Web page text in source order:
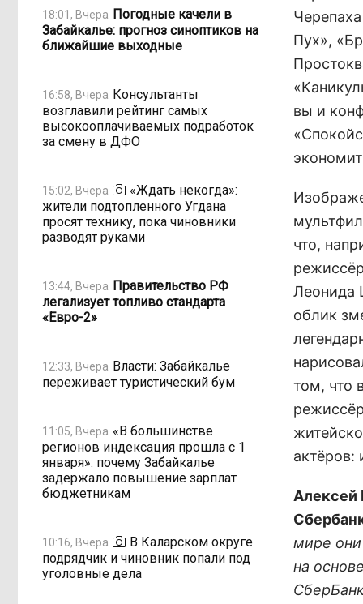
18:01, Вчера Погодные качели в
Забайкалье: прогноз синоптиков на
ближайшие выходные
16:58, Вчера Консультанты
возглавили рейтинг самых
высокооплачиваемых подработок
за смену в ДФО
15:02, Вчера
«Ждать некогда»:
жители подтопленного Угдана
просят технику, пока чиновники
разводят руками
13:44, Вчера Правительство РФ
легализует топливо стандарта
«Евро-2»
12:33, Вчера Власти: Забайкалье
переживает туристический бум
11:05, Вчера «В большинстве
регионов индексация прошла с 1
января»: почему Забайкалье
задержало повышение зарплат
бюджетникам
10:16, Вчера
В Каларском округе
подрядчик и чиновник попали под
уголовные дела
Пух»,
вы и
что,
Леонида
облик
том, что
актёров:
Алексей
мире
на